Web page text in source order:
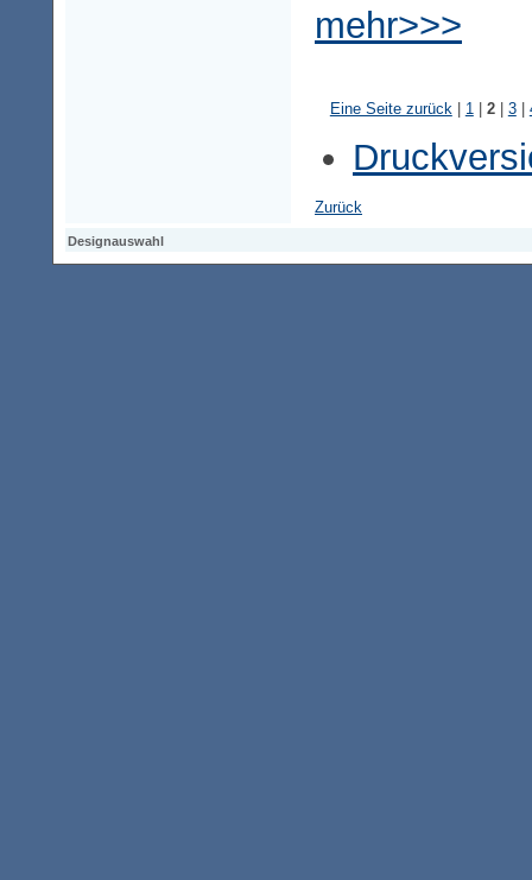
mehr>>>
Eine Seite zurück | 1 | 2| 3 |
Zurück
Designauswahl
Designauswahl